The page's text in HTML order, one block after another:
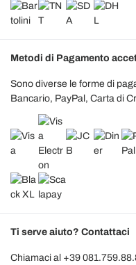
Metodi di Pagamento
Sono diverse le forme di
Bancario, PayPal, Carta di
Ti serve aiuto? Contattaci
Chiamaci al +39